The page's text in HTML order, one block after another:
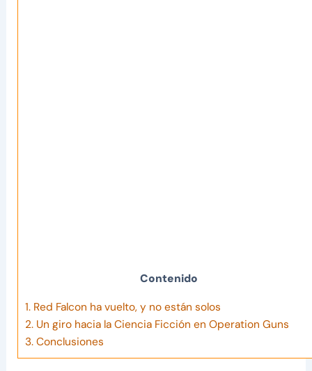
Contenido
1. Red Falcon ha vuelto, y no están solos
2. Un giro hacia la Ciencia Ficción en Operation Guns
3. Conclusiones